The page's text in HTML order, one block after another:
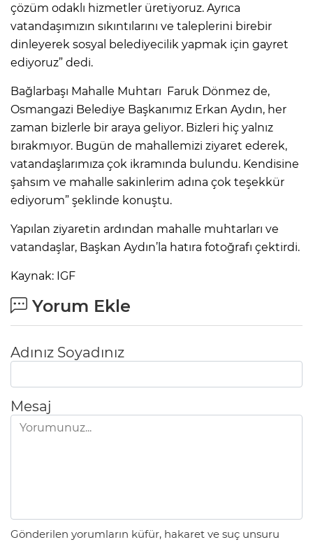
çözüm odaklı hizmetler üretiyoruz. Ayrıca
vatandaşımızın sıkıntılarını ve taleplerini birebir
dinleyerek sosyal belediyecilik yapmak için gayret
ediyoruz” dedi.
Bağlarbaşı Mahalle Muhtarı Faruk Dönmez de,
Osmangazi Belediye Başkanımız Erkan Aydın, her
zaman bizlerle bir araya geliyor. Bizleri hiç yalnız
bırakmıyor. Bugün de mahallemizi ziyaret ederek,
vatandaşlarımıza çok ikramında bulundu. Kendisine
şahsım ve mahalle sakinlerim adına çok teşekkür
ediyorum” şeklinde konuştu.
Yapılan ziyaretin ardından mahalle muhtarları ve
vatandaşlar, Başkan Aydın’la hatıra fotoğrafı çektirdi.
Kaynak: IGF
Yorum Ekle
Adınız Soyadınız
Mesaj
Gönderilen yorumların küfür, hakaret ve suç unsuru